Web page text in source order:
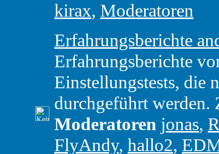
kirax, Moderatoren
Erfahrungsberichte
Erfahrungsberichte
Einstellungstests, die
durchgeführt
Moderatoren jonas,
FlyAndy, hallo2,